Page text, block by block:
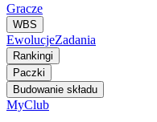
Gracze
WBS
EwolucjeZadania
Rankingi
Paczki
Budowanie składu
MyClub